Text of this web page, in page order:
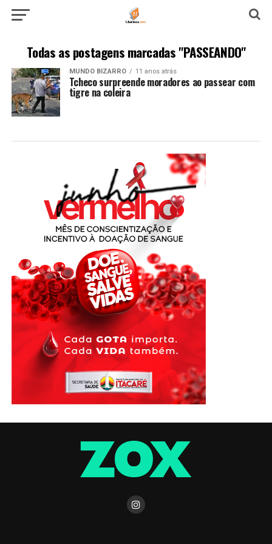
Todas as postagens marcadas "PASSEANDO"
MUNDO BIZARRO 11 anos atrás
Tcheco surpreende moradores ao passear com
tigre na coleira